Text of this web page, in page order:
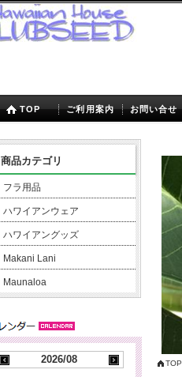
TOP ご利用案内 お問い合せ
TOP
商品カテゴリ
フラ用品
ハワイアンウェア
ハワイアングッズ
Makani Lani
Maunaloa
2026/08